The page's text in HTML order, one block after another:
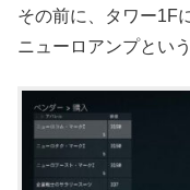
その前に、タワー1F
ニューロアンプとい